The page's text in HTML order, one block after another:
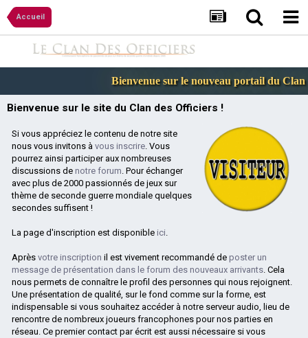
Accueil
Bienvenue sur le nouveau portail du Clan
Bienvenue sur le site du Clan des Officiers !
Si vous appréciez le contenu de notre site
nous vous invitons à vous inscrire. Vous
pourrez ainsi participer aux nombreuses
discussions de notre forum. Pour échanger
avec plus de 2000 passionnés de jeux sur
thème de seconde guerre mondiale quelques
secondes suffisent !
La page d'inscription est disponible ici.
Après votre inscription il est vivement recommandé de poster un
message de présentation dans le forum des nouveaux arrivants. Cela
nous permets de connaître le profil des personnes qui nous rejoignent.
Une présentation de qualité, sur le fond comme sur la forme, est
indispensable si vous souhaitez accéder à notre serveur audio, lieu de
rencontre de nombreux joueurs francophones pour nos parties en
réseau. Ce premier contact par écrit est aussi nécessaire si vous